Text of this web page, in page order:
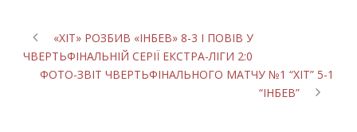
«ХІТ» РОЗБИВ «ІНБЕВ» 8-3 І ПОВІВ У
ЧВЕРТЬФІНАЛЬНІЙ СЕРІЇ ЕКСТРА-ЛІГИ 2:0
ФОТО-ЗВІТ ЧВЕРТЬФІНАЛЬНОГО МАТЧУ №1 “ХІТ” 5-1
“ІНБЕВ”